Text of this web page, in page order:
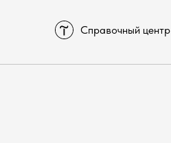
Справочный центр